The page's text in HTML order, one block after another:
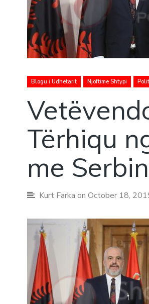
Blogu i Udhëtarit Njoftime Shtypi
Tërhiqu
me
Kurt Farka on October 18,